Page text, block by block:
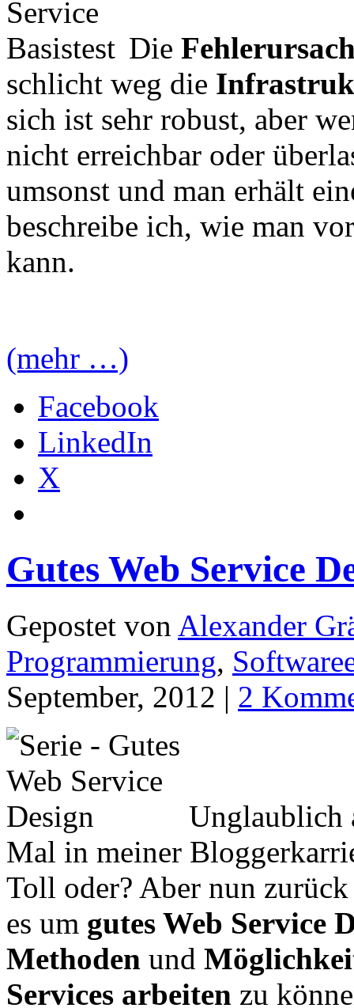
Die
schlicht weg die
sich ist sehr robust, aber
nicht erreichbar oder
umsonst und man erhält
beschreibe ich, wie man
kann.
(mehr …)
Facebook
LinkedIn
X
Gutes Web Service
Gepostet von Alexander
Programmierung,
September, 2012 | 2
Unglaublich
Mal in meiner
Toll oder? Aber nun
es um gutes Web Service
Methoden und
Services arbeiten zu